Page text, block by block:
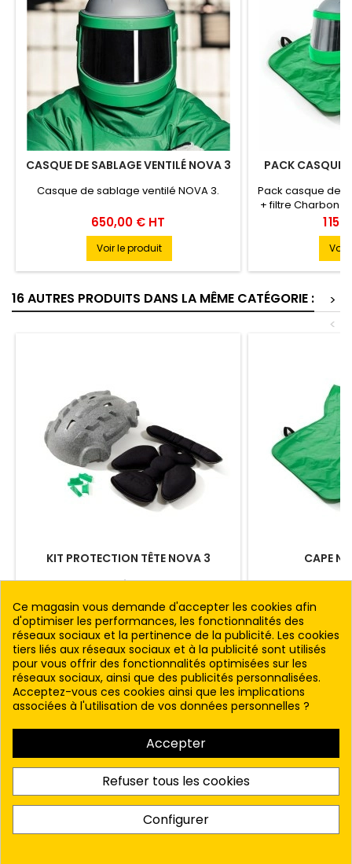
CASQUE DE SABLAGE VENTILÉ NOVA 3
Casque de sablage ventilé NOVA 3.
Prix
650,00 € HT
Voir le produit
PACK CASQUE
Pack casque de
+ filtre Charbon
Prix
1
Voir
16 AUTRES PRODUITS DANS LA MÊME CATÉGORIE :
>
<
KIT PROTECTION TÊTE NOVA 3
Kit de protection tête pour casque de
Prix
117,00 € HT
Voir le produit
CAPE
Cape en nylon
Voir
PRODUITS 
NOTRE SOCIÉTÉ 
VOTRE COMPTE 
Ce magasin vous demande d'accepter les cookies afin
d'optimiser les performances, les fonctionnalités des
réseaux sociaux et la pertinence de la publicité. Les cookies
tiers liés aux réseaux sociaux et à la publicité sont utilisés
pour vous offrir des fonctionnalités optimisées sur les
réseaux sociaux, ainsi que des publicités personnalisées.
Acceptez-vous ces cookies ainsi que les implications
associées à l'utilisation de vos données personnelles ?
Accepter
Refuser tous les cookies
Configurer